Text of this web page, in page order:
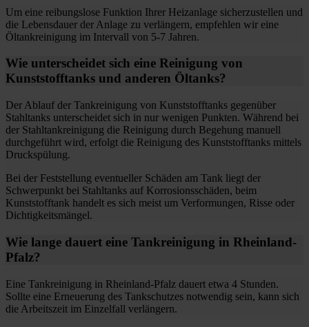
Um eine reibungslose Funktion Ihrer Heizanlage sicherzustellen und
die Lebensdauer der Anlage zu verlängern, empfehlen wir eine
Öltankreinigung im Intervall von 5-7 Jahren.
Wie unterscheidet sich eine Reinigung von
Kunststofftanks und anderen Öltanks?
Der Ablauf der Tankreinigung von Kunststofftanks gegenüber
Stahltanks unterscheidet sich in nur wenigen Punkten. Während bei
der Stahltankreinigung die Reinigung durch Begehung manuell
durchgeführt wird, erfolgt die Reinigung des Kunststofftanks mittels
Druckspülung.
Bei der Feststellung eventueller Schäden am Tank liegt der
Schwerpunkt bei Stahltanks auf Korrosionsschäden, beim
Kunststofftank handelt es sich meist um Verformungen, Risse oder
Dichtigkeitsmängel.
Wie lange dauert eine Tankreinigung in Rheinland-
Pfalz?
Eine Tankreinigung in Rheinland-Pfalz dauert etwa 4 Stunden.
Sollte eine Erneuerung des Tankschutzes notwendig sein, kann sich
die Arbeitszeit im Einzelfall verlängern.